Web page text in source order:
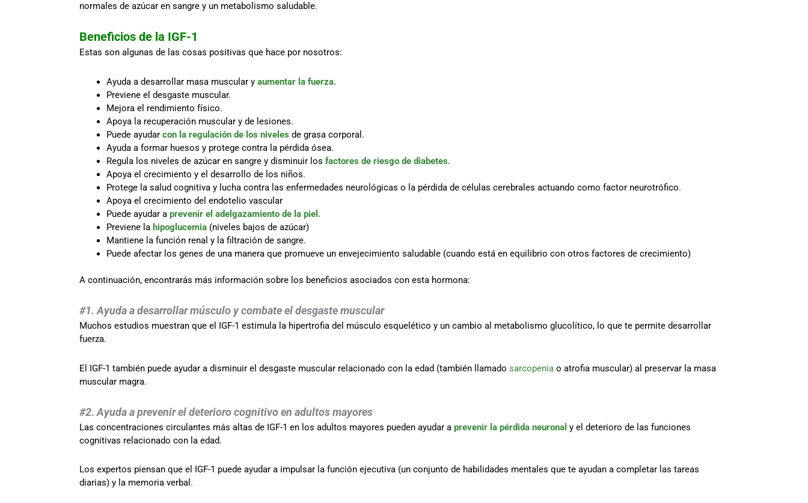
normales de azúcar en sangre y un metabolismo saludable.
Beneficios de la IGF-1
Estas son algunas de las cosas positivas que hace por nosotros:
Ayuda a desarrollar masa muscular y aumentar la fuerza.
Previene el desgaste muscular.
Mejora el rendimiento físico.
Apoya la recuperación muscular y de lesiones.
Puede ayudar con la regulación de los niveles de grasa corporal.
Ayuda a formar huesos y protege contra la pérdida ósea.
Regula los niveles de azúcar en sangre y disminuir los factores de riesgo de diabetes.
Apoya el crecimiento y el desarrollo de los niños.
Protege la salud cognitiva y lucha contra las enfermedades neurológicas o la pérdida de células cerebrales actuando como factor neurotrófico.
Apoya el crecimiento del endotelio vascular
Puede ayudar a prevenir el adelgazamiento de la piel.
Previene la hipoglucemia (niveles bajos de azúcar)
Mantiene la función renal y la filtración de sangre.
Puede afectar los genes de una manera que promueve un envejecimiento saludable (cuando está en equilibrio con otros factores de crecimiento)
A continuación, encontrarás más información sobre los beneficios asociados con esta hormona:
#1. Ayuda a desarrollar músculo y combate el desgaste muscular
Muchos estudios muestran que el IGF-1 estimula la hipertrofia del músculo esquelético y un cambio al metabolismo glucolítico, lo que te permite desarrollar
fuerza.
El IGF-1 también puede ayudar a disminuir el desgaste muscular relacionado con la edad (también llamado sarcopenia o atrofia muscular) al preservar la masa
muscular magra.
#2. Ayuda a prevenir el deterioro cognitivo en adultos mayores
Las concentraciones circulantes más altas de IGF-1 en los adultos mayores pueden ayudar a prevenir la pérdida neuronal y el deterioro de las funciones
cognitivas relacionado con la edad.
Los expertos piensan que el IGF-1 puede ayudar a impulsar la función ejecutiva (un conjunto de habilidades mentales que te ayudan a completar las tareas
diarias) y la memoria verbal.